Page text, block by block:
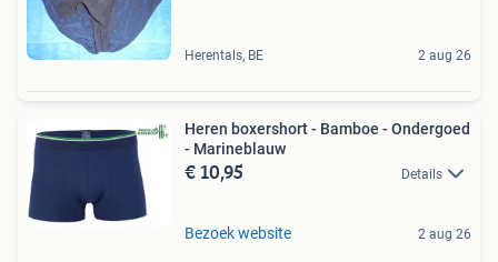
Herentals, BE 2 aug 26
Heren boxershort - Bamboe - Ondergoed
- Marineblauw
€ 10,95 Details
Bezoek website 2 aug 26